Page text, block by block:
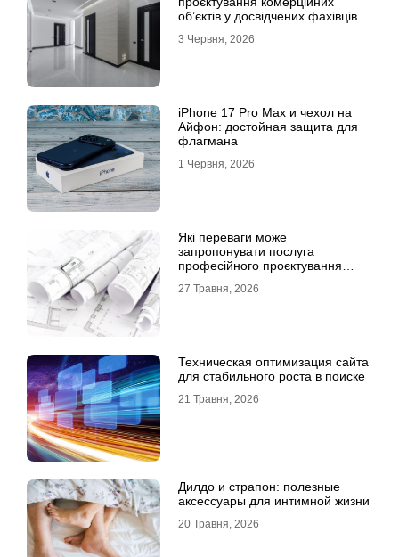
об’єктів у досвідчених фахівців
3 Червня, 2026
iPhone 17 Pro Max и чехол на
Айфон: достойная защита для
флагмана
1 Червня, 2026
Які переваги може
запропонувати послуга
професійного проєктування
27 Травня, 2026
Техническая оптимизация сайта
для стабильного роста в поиске
21 Травня, 2026
Дилдо и страпон: полезные
аксессуары для интимной жизни
20 Травня, 2026